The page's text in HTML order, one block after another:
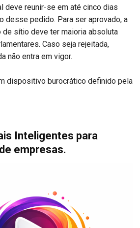
deve reunir-se em até cinco dias
desse pedido. Para ser aprovado, a
sítio deve ter maioria absoluta
Caso seja rejeitada,
não entra em vigor.
dispositivo burocrático definido pela
Inteligentes para
empresas.